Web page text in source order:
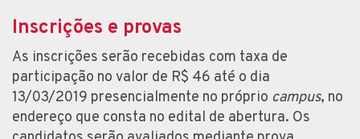
Inscrições e provas
As inscrições serão recebidas com taxa de
participação no valor de R$ 46 até o dia
13/03/2019 presencialmente no próprio campus, no
endereço que consta no edital de abertura. Os